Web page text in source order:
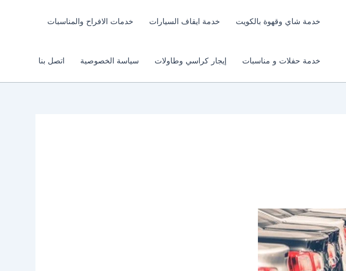
خدمة شاي وقهوة بالكويت خدمة ايقاف السيارات خدمات الافراح والمناسبات
خدمة حفلات و مناسبات إيجار كراسي وطاولات سياسة الخصوصية اتصل بنا